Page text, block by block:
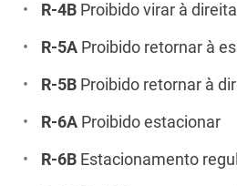
R-4B Proibido virar à direita
R-5A Proibido retornar à
R-5B Proibido retornar à
R-6A Proibido estacionar
R-6B Estacionamento